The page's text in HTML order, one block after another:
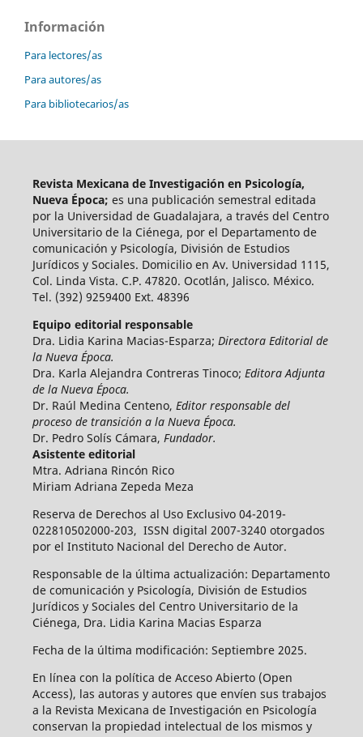
Información
Para lectores/as
Para autores/as
Para bibliotecarios/as
Revista Mexicana de Investigación en Psicología,
Nueva Época; es una publicación semestral editada
por la Universidad de Guadalajara, a través del Centro
Universitario de la Ciénega, por el Departamento de
comunicación y Psicología, División de Estudios
Jurídicos y Sociales. Domicilio en Av. Universidad 1115,
Col. Linda Vista. C.P. 47820. Ocotlán, Jalisco. México.
Tel. (392) 9259400 Ext. 48396
Equipo editorial responsable
Dra. Lidia Karina Macias-Esparza; Directora Editorial de
la Nueva Época.
Dra. Karla Alejandra Contreras Tinoco; Editora Adjunta
de la Nueva Época.
Dr. Raúl Medina Centeno, Editor responsable del
proceso de transición a la Nueva Época.
Dr. Pedro Solís Cámara, Fundador.
Asistente editorial
Mtra. Adriana Rincón Rico
Miriam Adriana Zepeda Meza
Reserva de Derechos al Uso Exclusivo 04-2019-
022810502000-203, ISSN digital 2007-3240 otorgados
por el Instituto Nacional del Derecho de Autor.
Responsable de la última actualización: Departamento
de comunicación y Psicología, División de Estudios
Jurídicos y Sociales del Centro Universitario de la
Ciénega, Dra. Lidia Karina Macias Esparza
Fecha de la última modificación: Septiembre 2025.
En línea con la política de Acceso Abierto (Open
Access), las autoras y autores que envíen sus trabajos
a la Revista Mexicana de Investigación en Psicología
conservan la propiedad intelectual de los mismos y